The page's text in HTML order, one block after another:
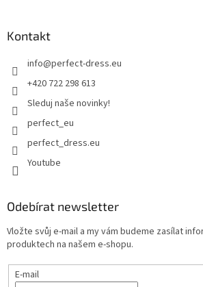
Kontakt
info@perfect-dress.eu
+420 722 298 613
Sleduj naše novinky!
perfect_eu
perfect_dress.eu
Youtube
Odebírat newsletter
Vložte svůj e-mail a my vám budeme zasílat
produktech na našem e-shopu.
E-mail